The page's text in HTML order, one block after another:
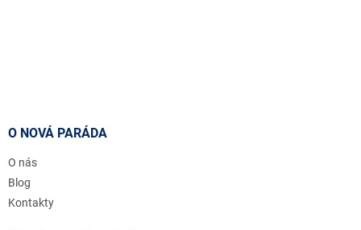
O NOVÁ PARÁDA
O nás
Blog
Kontakty